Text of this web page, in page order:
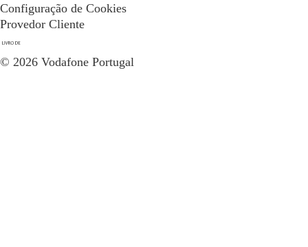
Configuração de Cookies
Provedor Cliente
© 2026 Vodafone Portugal